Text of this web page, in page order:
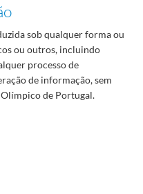
sob qualquer forma ou
ou outros, incluindo
processo de
de informação, sem
de Portugal.